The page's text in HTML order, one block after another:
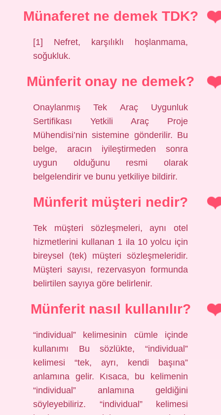
Münaferet ne demek TDK?
[1] Nefret, karşılıklı hoşlanmama,
soğukluk.
Münferit onay ne demek?
Onaylanmış Tek Araç Uygunluk
Sertifikası Yetkili Araç Proje
Mühendisi’nin sistemine gönderilir. Bu
belge, aracın iyileştirmeden sonra
uygun olduğunu resmi olarak
belgelendirir ve bunu yetkiliye bildirir.
Münferit müşteri nedir?
Tek müşteri sözleşmeleri, aynı otel
hizmetlerini kullanan 1 ila 10 yolcu için
bireysel (tek) müşteri sözleşmeleridir.
Müşteri sayısı, rezervasyon formunda
belirtilen sayıya göre belirlenir.
Münferit nasıl kullanılır?
“individual” kelimesinin cümle içinde
kullanımı Bu sözlükte, “individual”
kelimesi “tek, ayrı, kendi başına”
anlamına gelir. Kısaca, bu kelimenin
“individual” anlamına geldiğini
söyleyebiliriz. “individual” kelimesi